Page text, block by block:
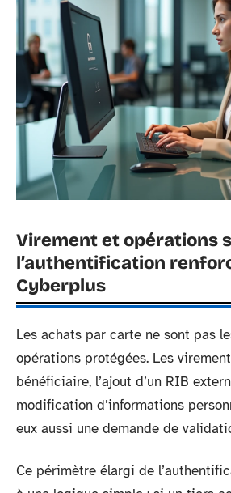
Virement et opérations
l’authentification
Cyberplus
Les achats par carte ne sont pas
opérations protégées. Les
bénéficiaire, l’ajout d’un RIB
modification d’informations
eux aussi une demande de
Ce périmètre élargi de